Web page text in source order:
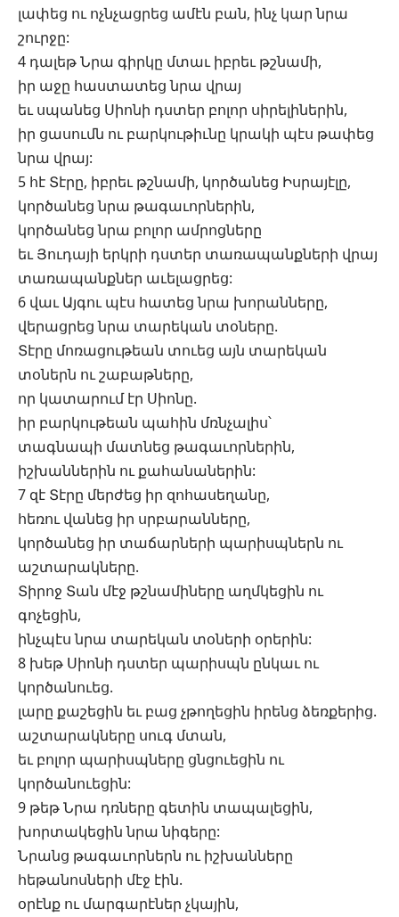
լափեց ու ոչնչացրեց ամէն բան, ինչ կար նրա
շուրջը:
4 դալեթ Նրա գիրկը մտաւ իբրեւ թշնամի,
իր աջը հաստատեց նրա վրայ
եւ սպանեց Սիոնի դստեր բոլոր սիրելիներին,
իր ցասումն ու բարկութիւնը կրակի պէս թափեց
նրա վրայ:
5 հէ Տէրը, իբրեւ թշնամի, կործանեց Իսրայէլը,
կործանեց նրա թագաւորներին,
կործանեց նրա բոլոր ամրոցները
եւ Յուդայի երկրի դստեր տառապանքների վրայ
տառապանքներ աւելացրեց:
6 վաւ Այգու պէս հատեց նրա խորանները,
վերացրեց նրա տարեկան տօները.
Տէրը մոռացութեան տուեց այն տարեկան
տօներն ու շաբաթները,
որ կատարում էր Սիոնը.
իր բարկութեան պահին մռնչալիս՝
տագնապի մատնեց թագաւորներին,
իշխաններին ու քահանաներին:
7 զէ Տէրը մերժեց իր զոհասեղանը,
հեռու վանեց իր սրբարանները,
կործանեց իր տաճարների պարիսպներն ու
աշտարակները.
Տիրոջ Տան մէջ թշնամիները աղմկեցին ու
գոչեցին,
ինչպէս նրա տարեկան տօների օրերին:
8 խեթ Սիոնի դստեր պարիսպն ընկաւ ու
կործանուեց.
լարը քաշեցին եւ բաց չթողեցին իրենց ձեռքերից.
աշտարակները սուգ մտան,
եւ բոլոր պարիսպները ցնցուեցին ու
կործանուեցին:
9 թեթ Նրա դռները գետին տապալեցին,
խորտակեցին նրա նիգերը:
Նրանց թագաւորներն ու իշխանները
հեթանոսների մէջ էին.
օրէնք ու մարգարէներ չկային,